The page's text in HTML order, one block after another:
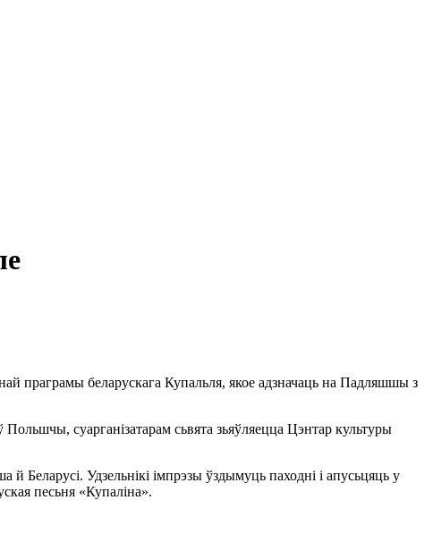
праграмы беларускага Купальля, якое адзначаць на Падляшшы з
суарганізатарам сьвята зьяўляецца Цэнтар культуры
Беларусі. Удзельнікі імпрэзы ўздымуць паходні і апусьцяць у
песьня «Купаліна».